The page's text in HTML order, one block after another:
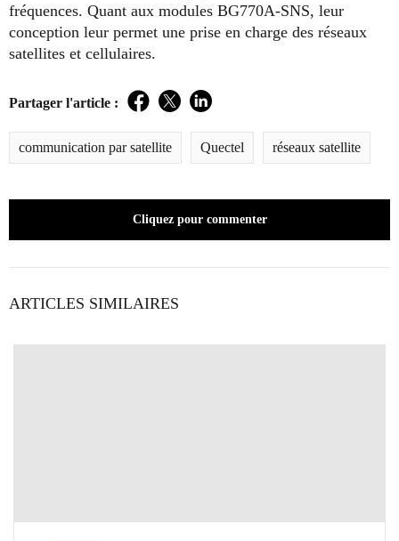
fréquences. Quant aux modules BG770A-SNS, leur
conception leur permet une prise en charge des réseaux
satellites et cellulaires.
Partager l'article : Facebook
TwitterLinkedIn
communication par satellite Quectel réseaux satellite
Cliquez pour commenter
ARTICLES SIMILAIRES